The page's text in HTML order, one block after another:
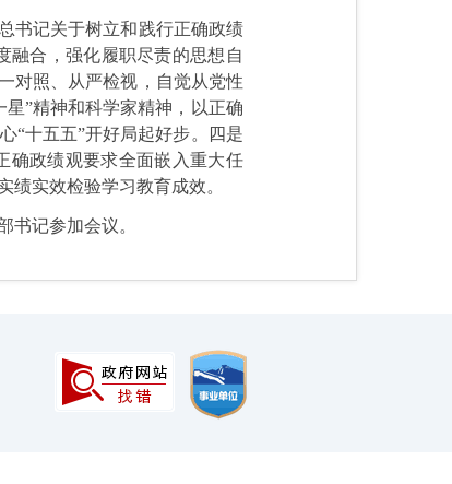
书记关于树立和践行正确政绩
融合，强化履职尽责的思想自
对照、从严检视，自觉从党性
”精神和科学家精神，以正确
“十五五”开好局起好步。四是
确政绩观要求全面嵌入重大任
实效检验学习教育成效。
书记参加会议。